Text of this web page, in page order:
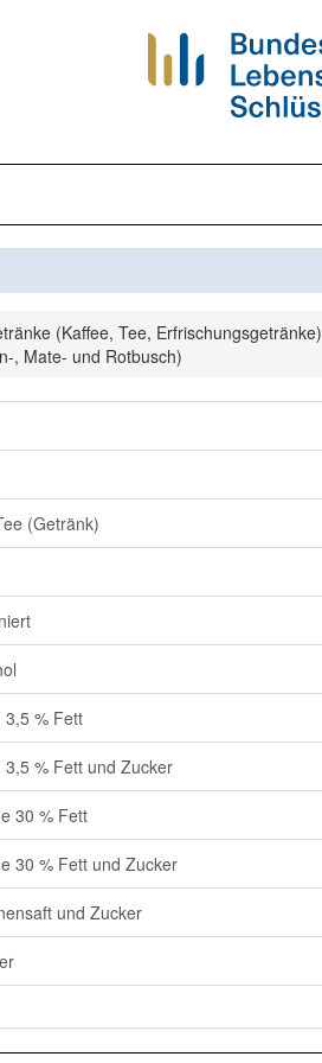
(Kaffee, Tee, Erfrischungsgetränke)
, Mate- und Rotbusch)
(Getränk)
% Fett
% Fett und Zucker
30 % Fett
30 % Fett und Zucker
und Zucker